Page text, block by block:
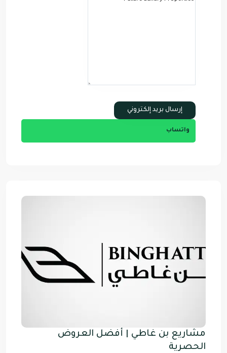
واتساب
مشاريع بن غاطي | أفضل العروض
الحصرية